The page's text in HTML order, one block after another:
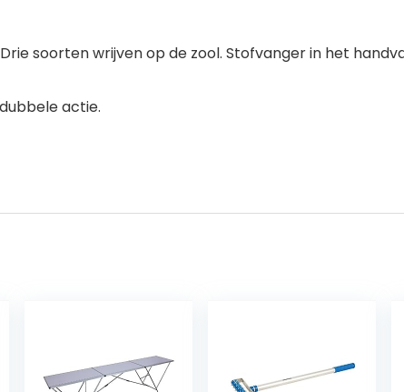
soorten wrijven op de zool. Stofvanger in het
actie.